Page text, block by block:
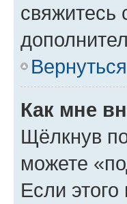
свяжитесь
Как мне
Щёлкнув
можете
Если этого